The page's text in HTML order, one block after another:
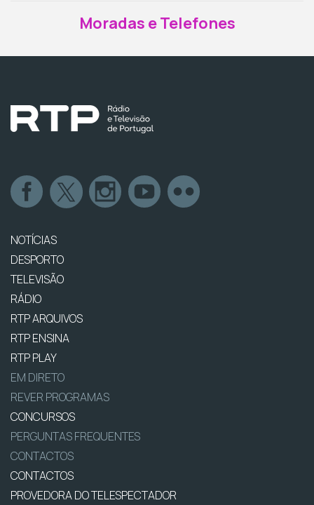
Moradas e Telefones
NOTÍCIAS
DESPORTO
TELEVISÃO
RÁDIO
RTP ARQUIVOS
RTP ENSINA
RTP PLAY
EM DIRETO
REVER PROGRAMAS
CONCURSOS
PERGUNTAS FREQUENTES
CONTACTOS
CONTACTOS
PROVEDORA DO TELESPECTADOR